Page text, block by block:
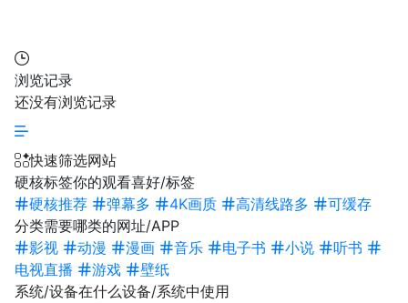
浏览记录
还没有浏览记录
快速筛选网站
硬核标签你的观看喜好/标签
硬核推荐
弹幕多 4K画质 高清线路多
可缓存
分类需要哪类的网址/APP
影视
动漫 漫画 音乐 电子书 小说
听书
电视直播
游戏
壁纸
系统/设备在什么设备/系统中使用